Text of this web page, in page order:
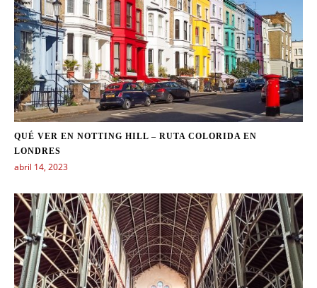
QUÉ VER EN NOTTING HILL – RUTA COLORIDA EN
LONDRES
abril 14, 2023